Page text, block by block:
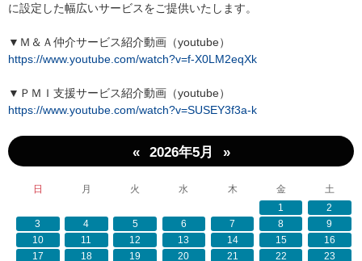
に設定した幅広いサービスをご提供いたします。
▼Ｍ＆Ａ仲介サービス紹介動画（youtube）
https://www.youtube.com/watch?v=f-X0LM2eqXk
▼ＰＭＩ支援サービス紹介動画（youtube）
https://www.youtube.com/watch?v=SUSEY3f3a-k
« 2026年5月 »
日 月 火 水 木 金
土
1
2
3
4 5 6 7 8
9
10
11 12 13 14 15
16
17
18 19 20 21 22
23